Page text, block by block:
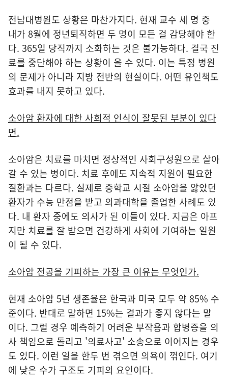
전남대병원도 상황은 마찬가지다. 현재 교수 세 명 중
내가 8월에 정년퇴직하면 두 명이 모든 걸 감당해야 한
다. 365일 당직까지 소화하는 것은 불가능하다. 결국 진
료를 중단해야 하는 상황이 올 수 있다. 이는 특정 병원
의 문제가 아니라 지방 전반의 현실이다. 어떤 유인책도
효과를 내지 못하고 있다.
소아암 환자에 대한 사회적 인식이 잘못된 부분이 있다
면.
소아암은 치료를 마치면 정상적인 사회구성원으로 살아
갈 수 있는 병이다. 치료 후에도 지속적 지원이 필요한
질환과는 다르다. 실제로 중학교 시절 소아암을 앓았던
환자가 수능 만점을 받고 의과대학을 졸업한 사례도 있
다. 내 환자 중에도 의사가 된 이들이 있다. 지금은 아프
지만 치료를 잘 받으면 건강하게 사회에 기여하는 일원
이 될 수 있다.
소아암 전공을 기피하는 가장 큰 이유는 무엇인가.
현재 소아암 5년 생존율은 한국과 미국 모두 약 85% 수
준이다. 반대로 말하면 15%는 결과가 좋지 않다는 말
이다. 그럴 경우 예측하기 어려운 부작용과 합병증을 의
사 책임으로 돌리고 '의료사고' 소송으로 이어지는 경우
도 있다. 이런 일을 한두 번 겪으면 의욕이 꺾인다. 여기
에 낮은 수가 구조도 기피의 요인이다.